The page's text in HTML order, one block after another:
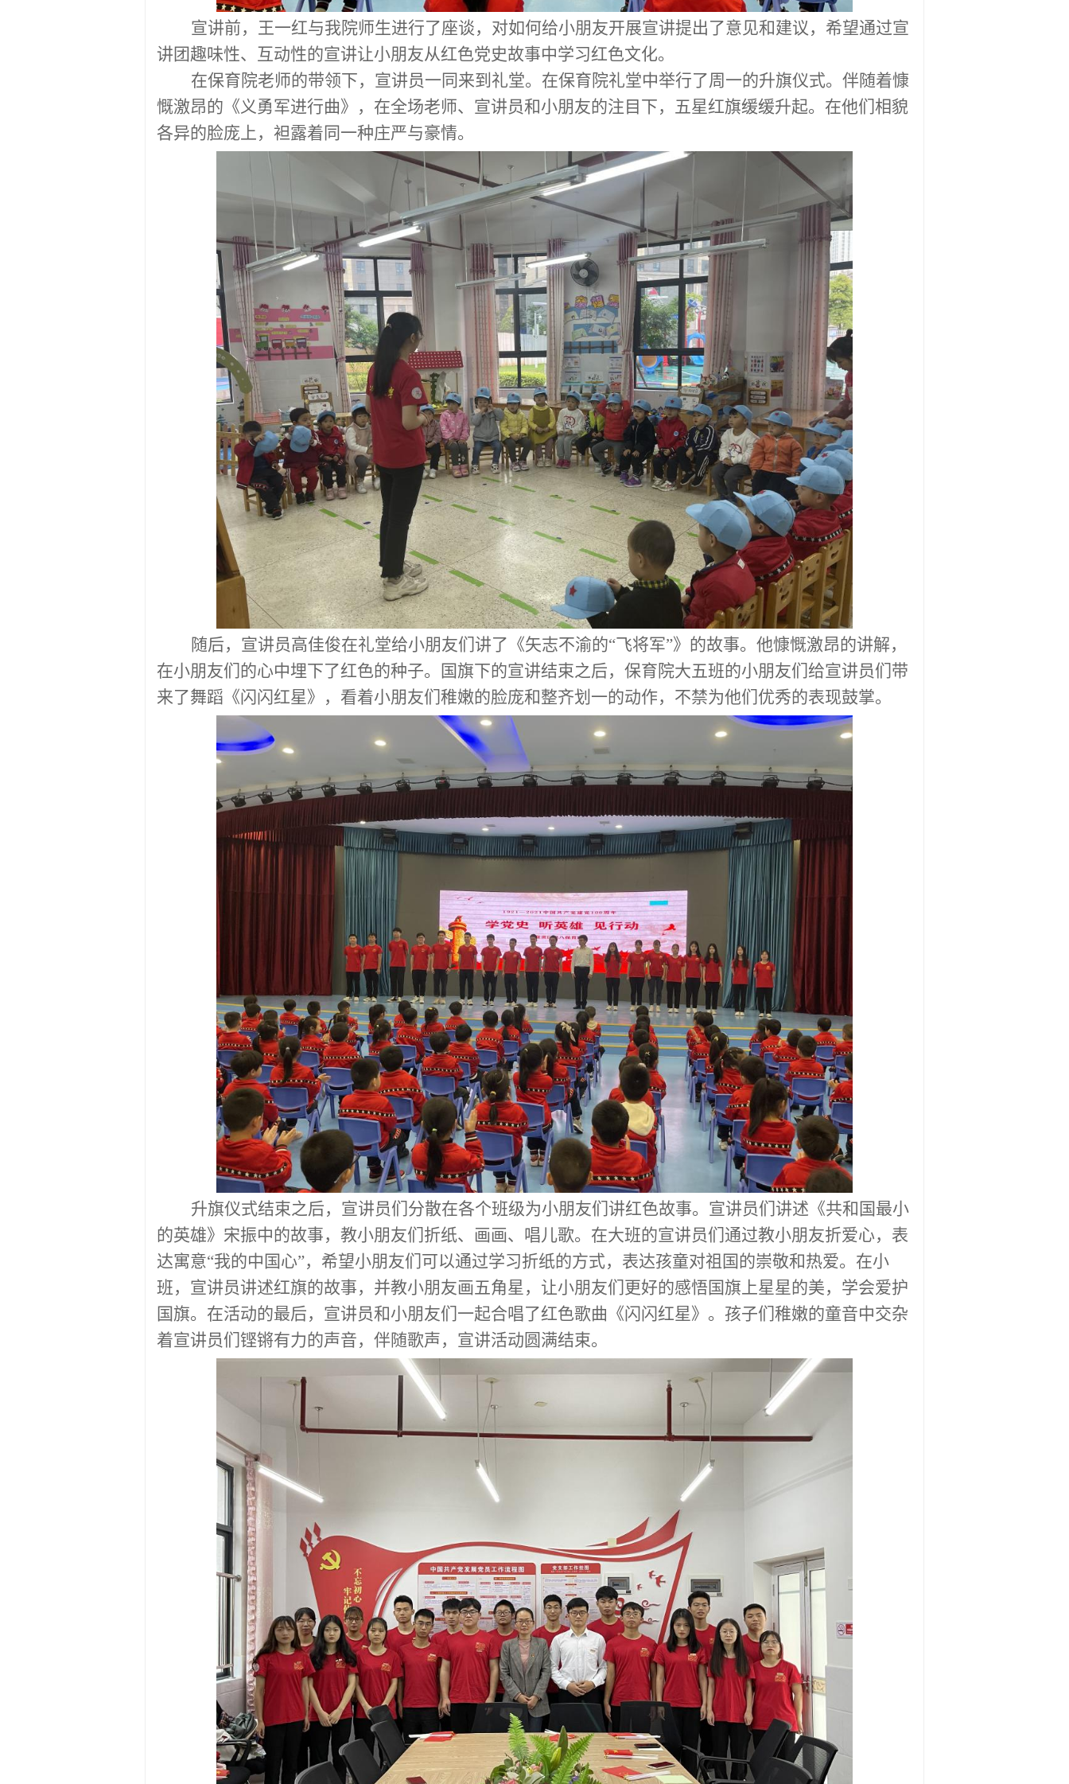
宣讲前，王一红与我院师生进行了座谈，对如何给小朋友开展宣讲提出了意见和建议，希望通过宣
讲团趣味性、互动性的宣讲让小朋友从红色党史故事中学习红色文化。
在保育院老师的带领下，宣讲员一同来到礼堂。在保育院礼堂中举行了周一的升旗仪式。伴随着慷
慨激昂的《义勇军进行曲》，在全场老师、宣讲员和小朋友的注目下，五星红旗缓缓升起。在他们相貌
各异的脸庞上，袒露着同一种庄严与豪情。
随后，宣讲员高佳俊在礼堂给小朋友们讲了《矢志不渝的“飞将军”》的故事。他慷慨激昂的讲解，
在小朋友们的心中埋下了红色的种子。国旗下的宣讲结束之后，保育院大五班的小朋友们给宣讲员们带
来了舞蹈《闪闪红星》，看着小朋友们稚嫩的脸庞和整齐划一的动作，不禁为他们优秀的表现鼓掌。
升旗仪式结束之后，宣讲员们分散在各个班级为小朋友们讲红色故事。宣讲员们讲述《共和国最小
的英雄》宋振中的故事，教小朋友们折纸、画画、唱儿歌。在大班的宣讲员们通过教小朋友折爱心，表
达寓意“我的中国心”，希望小朋友们可以通过学习折纸的方式，表达孩童对祖国的崇敬和热爱。在小
班，宣讲员讲述红旗的故事，并教小朋友画五角星，让小朋友们更好的感悟国旗上星星的美，学会爱护
国旗。在活动的最后，宣讲员和小朋友们一起合唱了红色歌曲《闪闪红星》。孩子们稚嫩的童音中交杂
着宣讲员们铿锵有力的声音，伴随歌声，宣讲活动圆满结束。